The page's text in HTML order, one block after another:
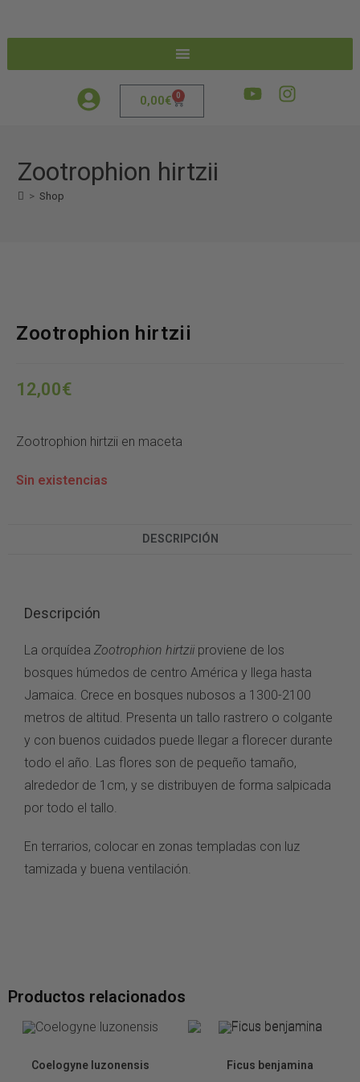
0,00€ 0
Zootrophion hirtzii
> Shop
Zootrophion hirtzii
12,00€
Zootrophion hirtzii en maceta
Sin existencias
DESCRIPCIÓN
Descripción
La orquídea Zootrophion hirtzii proviene de los
bosques húmedos de centro América y llega hasta
Jamaica. Crece en bosques nubosos a 1300-2100
metros de altitud. Presenta un tallo rastrero o colgante
y con buenos cuidados puede llegar a florecer durante
todo el año. Las flores son de pequeño tamaño,
alrededor de 1cm, y se distribuyen de forma salpicada
por todo el tallo.
En terrarios, colocar en zonas templadas con luz
tamizada y buena ventilación.
Productos relacionados
Coelogyne luzonensis Ficus benjamina